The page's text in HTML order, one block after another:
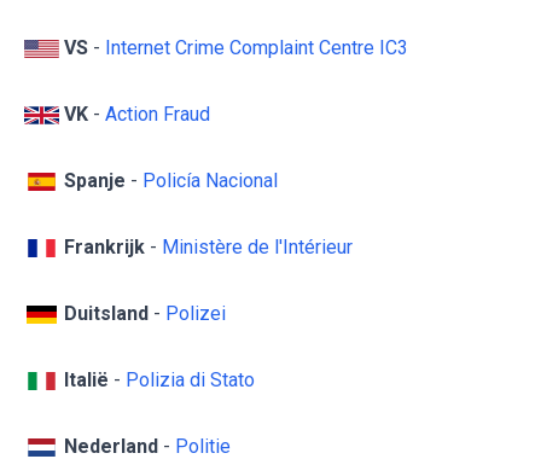
VS - Internet Crime Complaint Centre IC3
VK - Action Fraud
Spanje - Policía Nacional
Frankrijk - Ministère de l'Intérieur
Duitsland - Polizei
Italië - Polizia di Stato
Nederland - Politie